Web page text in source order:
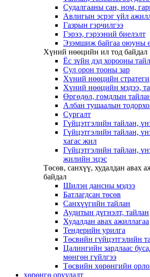
Судалгааны сан, ном,
Авлигын эсрэг үйл
Газрын гэрчилгээ
Гэрээ, гэрээний биелэлт
Эзэмшиж байгаа оюуны
Хүний нөөцийн ил тод байдал
Ёс зүйн дэд хорооны
Сул орон тооны зар
Хүний нөөцийн стратеги
Хүний нөөцийн мэдээ,
Өргөдөл, гомдлын
Албан тушаалын
Сургалт
Гүйцэтгэлийн тайлан,
Гүйцэтгэлийн тайлан,
хагас жил
Гүйцэтгэлийн тайлан,
жилийн эцэс
Төсөв, санхүү, худалдан авах
байдал
Шилэн дансны мэдээ
Батлагдсан төсөв
Санхүүгийн тайлан
Аудитын дүгнэлт, тайлан
Худалдан авах ажиллагаа
Тендерийн урилга
Төсвийн гүйцэтгэлийн
Цалингийн зардлаас
мөнгөн гүйлгээ
Төсвийн хөрөнгийн
хөрөнгө оруулалт